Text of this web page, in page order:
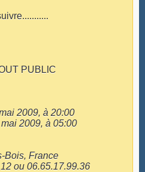
PUBLIC
2009, à 20:00
2009, à 05:00
Bois, France
ou 06.65.17.99.36